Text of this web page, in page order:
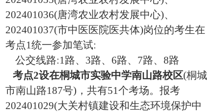
202401036(唐湾农业农村发展中心)、
202401037(市中医医院医共体)岗位的考生在
考点1统一参加笔试:
公交线路:1路、 3路、 6路、 7路、8路
考点2设在桐城市实验中学南山路校区(桐城
市南山路187号) ，共有51个考场。报考
202401029(大关村镇建设和生态环境保护中